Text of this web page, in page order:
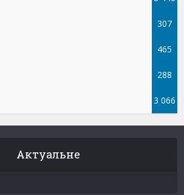
307
465
288
3 066
Актуальне